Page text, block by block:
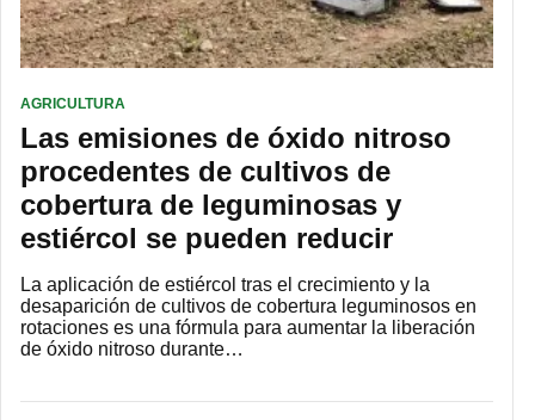
AGRICULTURA
Las emisiones de óxido nitroso
procedentes de cultivos de
cobertura de leguminosas y
estiércol se pueden reducir
La aplicación de estiércol tras el crecimiento y la
desaparición de cultivos de cobertura leguminosos en
rotaciones es una fórmula para aumentar la liberación
de óxido nitroso durante…